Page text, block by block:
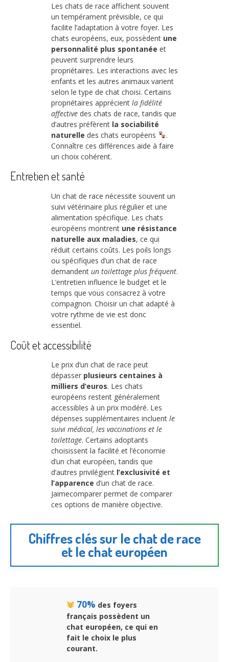
Les chats de race affichent souvent
un tempérament prévisible, ce qui
facilite l’adaptation à votre foyer. Les
chats européens, eux, possèdent une
personnalité plus spontanée et
peuvent surprendre leurs
propriétaires. Les interactions avec les
enfants et les autres animaux varient
selon le type de chat choisi. Certains
propriétaires apprécient la fidélité
affective des chats de race, tandis que
d’autres préfèrent la sociabilité
naturelle des chats européens
.
Connaître ces différences aide à faire
un choix cohérent.
Entretien et santé
Un chat de race nécessite souvent un
suivi vétérinaire plus régulier et une
alimentation spécifique. Les chats
européens montrent une résistance
naturelle aux maladies, ce qui
réduit certains coûts. Les poils longs
ou spécifiques d’un chat de race
demandent un toilettage plus fréquent.
L’entretien influence le budget et le
temps que vous consacrez à votre
compagnon. Choisir un chat adapté à
votre rythme de vie est donc
essentiel.
Coût et accessibilité
Le prix d’un chat de race peut
dépasser plusieurs centaines à
milliers d’euros. Les chats
européens restent généralement
accessibles à un prix modéré. Les
dépenses supplémentaires incluent le
suivi médical, les vaccinations et le
toilettage. Certains adoptants
choisissent la facilité et l’économie
d’un chat européen, tandis que
d’autres privilégient l’exclusivité et
l’apparence d’un chat de race.
Jaimecomparer permet de comparer
ces options de manière objective.
Chiffres clés sur le chat de race
et le chat européen
70% des foyers
français possèdent un
chat européen, ce qui en
fait le choix le plus
courant.